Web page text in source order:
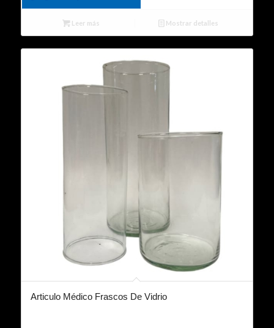
Leer más Mostrar detalles
Articulo Médico Frascos De Vidrio